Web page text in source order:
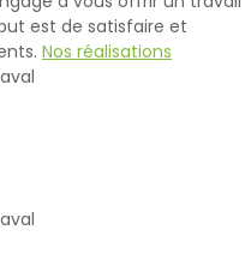
est de satisfaire et
Nos réalisations